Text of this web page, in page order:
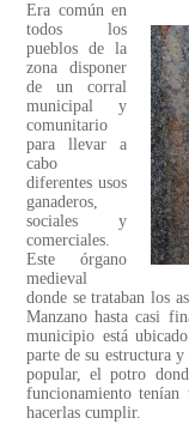
Era común en
todos los
pueblos de la
zona disponer
de un corral
municipal y
comunitario
para llevar a
cabo
diferentes usos
ganaderos,
sociales y
comerciales.
Este órgano
medieval
donde se trataban los
Manzano hasta casi
municipio está
parte de su estructura
popular, el potro
funcionamiento tenían
hacerlas cumplir.